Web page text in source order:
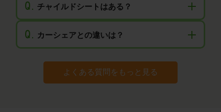
Q. チャイルドシートはある？
Q. カーシェアとの違いは？
よくある質問をもっと見る